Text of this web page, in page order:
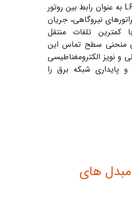
ذغالهای LFC۵۵۴ به عنوان رابط بین روتور
نیروگاهی، جریان
کمترین تلفات منتقل
منحنی سطح تماس این
و نویز الکترومغناطیسی
و پایداری شبکه برق را
های